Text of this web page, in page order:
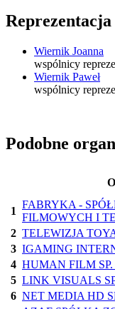
Reprezentacja
Wiernik Joanna
wspólnicy
Wiernik Paweł
wspólnicy
Podobne
1
FABRYKA -
FILMOWYCH I
2 TELEWIZJA
3 IGAMING
4 HUMAN FILM SP.
5 LINK VISUALS
6 NET MEDIA HD